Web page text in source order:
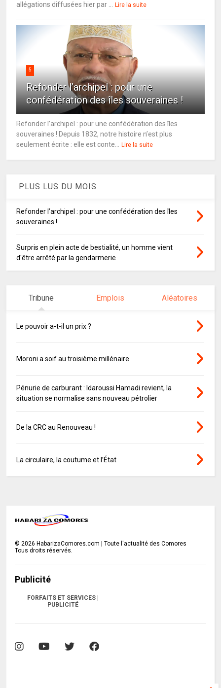
allégations diffusées hier par ...
Lire la suite
5
Refonder l’archipel : pour une
confédération des îles souveraines !
Refonder l’archipel : pour une confédération des îles
souveraines ! Depuis 1832, notre histoire n’est plus
seulement écrite : elle est conte...
Lire la suite
PLUS LUS DU MOIS
Refonder l’archipel : pour une confédération des îles
souveraines !
Surpris en plein acte de bestialité, un homme vient
d'être arrêté par la gendarmerie
Tribune Emplois Aléatoires
Le pouvoir a-t-il un prix ?
Moroni a soif au troisième millénaire
Pénurie de carburant : Idaroussi Hamadi revient, la
situation se normalise sans nouveau pétrolier
De la CRC au Renouveau !
La circulaire, la coutume et l’État
©2026 HabarizaComores.com | Toute l'actualité des Comores
Tous droits réservés.
Publicité
FORFAITS ET SERVICES |
PUBLICITÉ